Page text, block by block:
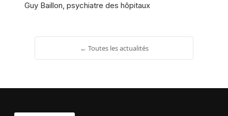
Guy Baillon, psychiatre des hôpitaux
← Toutes les actualités